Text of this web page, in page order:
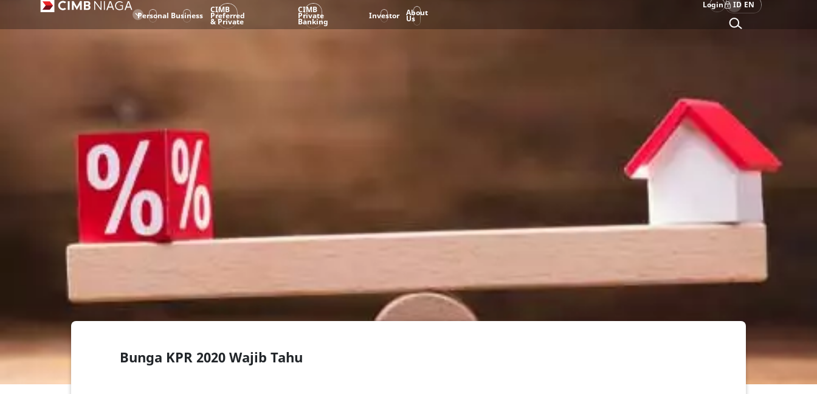
Personal Business
CIMB
Preferred
& Private
CIMB
Private
Banking
Investor About
Us
Login ID EN
Bunga KPR 2020 Wajib Tahu